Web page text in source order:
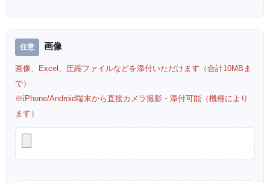
画像
画像、Excel、圧縮ファイルなどを添付いただけます（合計10MBま
で）
※iPhone/Android端末から直接カメラ撮影・添付可能（機種により
ます）